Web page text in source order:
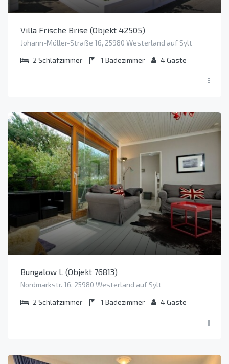
Villa Frische Brise (Objekt 42505)
Johann-Möller-Straße 16, 25980 Westerland auf Sylt
2 Schlafzimmer 1 Badezimmer 4Gäste
Bungalow L (Objekt 76813)
Nordmarkstr. 16, 25980 Westerland auf Sylt
2 Schlafzimmer 1 Badezimmer 4Gäste